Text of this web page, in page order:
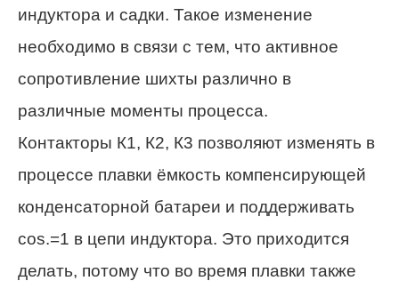
индуктора и садки. Такое изменение
необходимо в связи с тем, что активное
сопротивление шихты различно в
различные моменты процесса.
Контакторы К1, К2, К3 позволяют изменять в
процессе плавки ёмкость компенсирующей
конденсаторной батареи и поддерживать
cos.=1 в цепи индуктора. Это приходится
делать, потому что во время плавки также